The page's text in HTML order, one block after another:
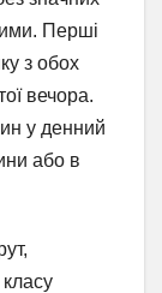
Перші
з обох
вечора.
у денний
або в